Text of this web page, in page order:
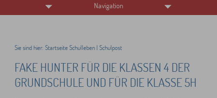
Navigation
Sie sind hier: StartseiteSchulleben| Schulpost
FAKE HUNTER FÜR DIE KLASSEN 4 DER
GRUNDSCHULE UND FÜR DIE KLASSE 5H